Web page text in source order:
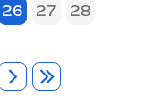
26 27
28